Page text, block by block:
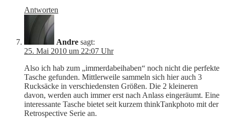
Antworten
Andre sagt:
25. Mai 2010 um 22:07 Uhr
Also ich hab zum „immerdabeihaben“ noch nicht die perfekte
Tasche gefunden. Mittlerweile sammeln sich hier auch 3
Rucksäcke in verschiedensten Größen. Die 2 kleineren
davon, werden auch immer erst nach Anlass eingeräumt. Eine
interessante Tasche bietet seit kurzem thinkTankphoto mit der
Retrospective Serie an.